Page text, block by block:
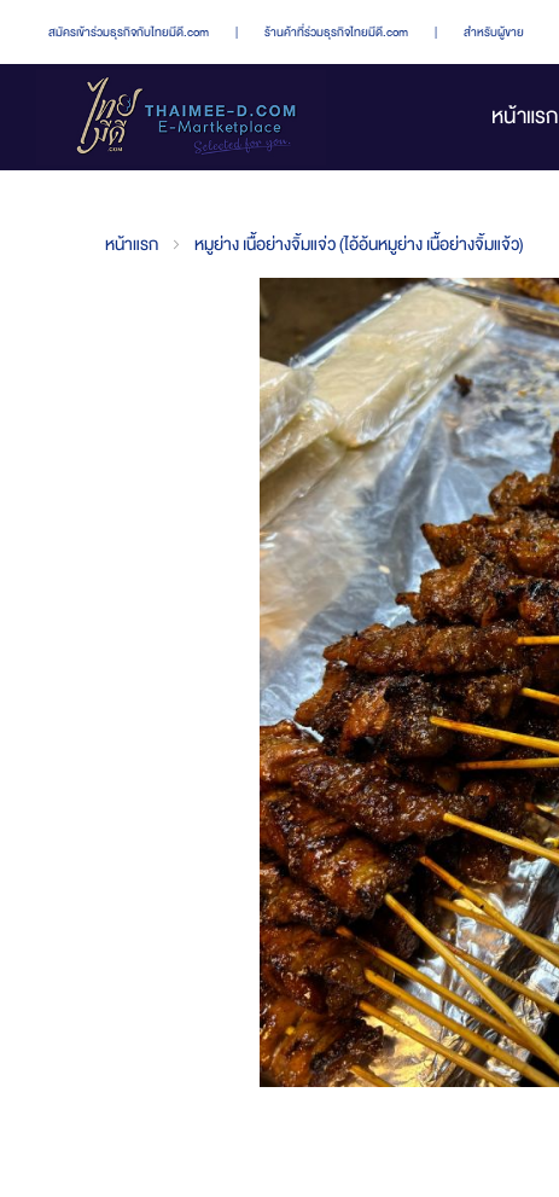
สมัครเข้าร่วมธุรกิจกับไทยมีดี.com | ร้านค้าที่ร่วมธุรกิจไทยมีดี.com | สำหรับผู้ขาย
หน้าแรก
หน้าแรก หมูย่าง เนื้อย่างจิ้มแจ่ว (ไอ้อ้นหมูย่าง เนื้อย่างจิ้มแจ้ว)